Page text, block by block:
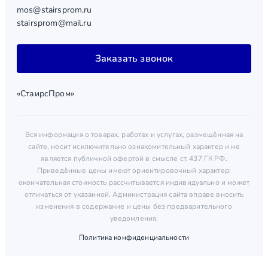
mos@stairsprom.ru
stairsprom@mail.ru
Заказать звонок
«СтаирсПром»
Вся информация о товарах, работах и услугах, размещённая на
сайте, носит исключительно ознакомительный характер и не
является публичной офертой в смысле ст. 437 ГК РФ.
Приведённые цены имеют ориентировочный характер:
окончательная стоимость рассчитывается индивидуально и может
отличаться от указанной. Администрация сайта вправе вносить
изменения в содержание и цены без предварительного
уведомления.
Политика конфиденциальности